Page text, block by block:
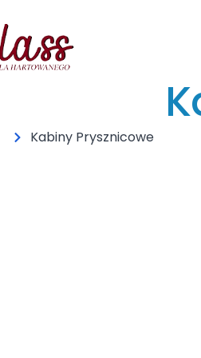
Kabiny Prysznicowe